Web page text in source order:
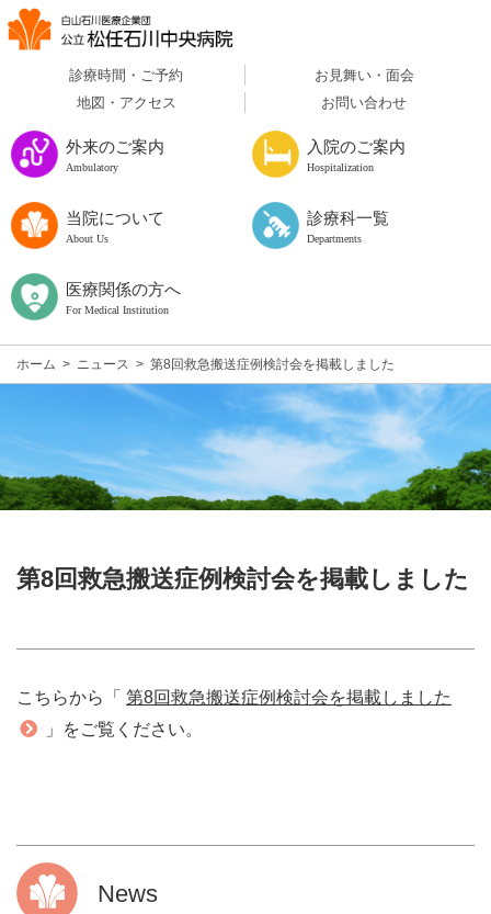
診療時間・ご予約
お見舞い・面会
地図・アクセス
お問い合わせ
外来のご案内
Ambulatory
入院のご案内
Hospitalization
当院について
About Us
診療科一覧
Departments
医療関係の方へ
For Medical Institution
ホーム > ニュース > 第8回救急搬送症例検討会を掲載しました
News
第8回救急搬送症例検討会を掲載しました
こちらから「 第8回救急搬送症例検討会を掲載しました
」をご覧ください。